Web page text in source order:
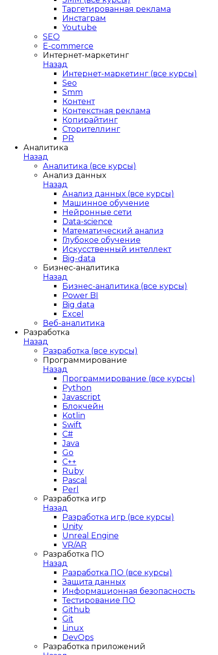
Таргетированная реклама
Инстаграм
Youtube
SEO
E-сommerce
Интернет-маркетинг
Назад
Интернет-маркетинг (все курсы)
Seo
Smm
Контент
Контекстная реклама
Копирайтинг
Сторителлинг
PR
Аналитика
Назад
Аналитика (все курсы)
Анализ данных
Назад
Анализ данных (все курсы)
Машинное обучение
Нейронные сети
Data-science
Математический анализ
Глубокое обучение
Искусственный интеллект
Big-data
Бизнес-аналитика
Назад
Бизнес-аналитика (все курсы)
Power BI
Big data
Excel
Веб-аналитика
Разработка
Назад
Разработка (все курсы)
Программирование
Назад
Программирование (все курсы)
Python
Javascript
Блокчейн
Kotlin
Swift
C#
Java
Go
C++
Ruby
Pascal
Perl
Разработка игр
Назад
Разработка игр (все курсы)
Unity
Unreal Engine
VR/AR
Разработка ПО
Назад
Разработка ПО (все курсы)
Защита данных
Информационная безопасность
Тестирование ПО
Github
Git
Linux
DevOps
Разработка приложений